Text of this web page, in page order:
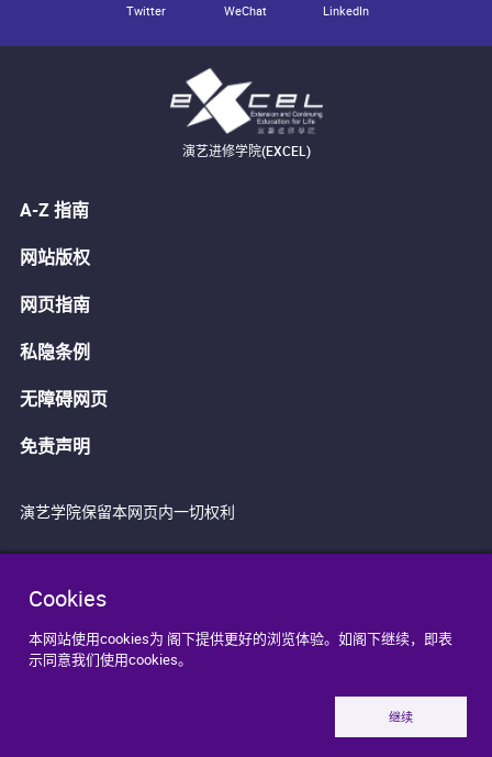
Cookies
本网站使用cookies为 阁下提供更好的浏览体验。如阁下继续，即表
示同意我们使用cookies。
继续
Twitter WeChat LinkedIn
演艺进修学院(EXCEL)
A-Z 指南
网站版权
网页指南
私隐条例
无障碍网页
免责声明
演艺学院保留本网页内一切权利